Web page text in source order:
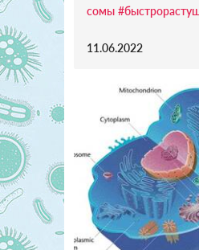
сомы
11.06.2022